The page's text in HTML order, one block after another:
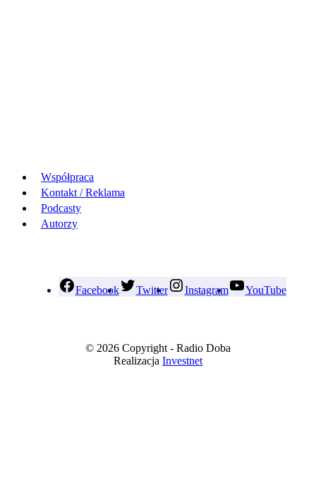
Współpraca
Kontakt / Reklama
Podcasty
Autorzy
Facebook Twitter Instagram YouTube
© 2026 Copyright - Radio Doba
Realizacja Investnet